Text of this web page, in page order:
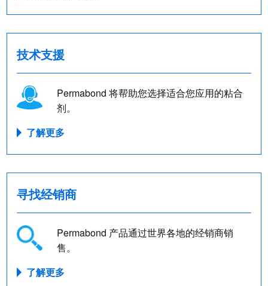
技术支援
Permabond 将帮助您选择适合您应用的粘合
剂。
了解更多
寻找经销商
Permabond 产品通过世界各地的经销商销
售。
了解更多